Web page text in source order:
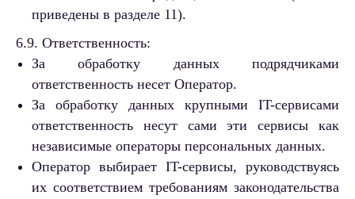
приведены в разделе 11).
6.9. Ответственность:
За обработку данных подрядчиками
ответственность несет Оператор.
За обработку данных крупными IT-сервисами
ответственность несут сами эти сервисы как
независимые операторы персональных данных.
Оператор выбирает IT-сервисы, руководствуясь
их соответствием требованиям законодательства